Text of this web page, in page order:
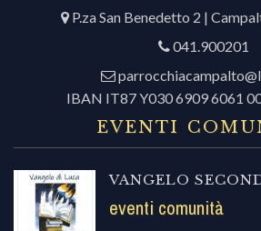
P.za San Benedetto 2 |
041.900201
IBAN IT87 Y030 6909 6061
EVENTI
VANGELO
eventi comunità